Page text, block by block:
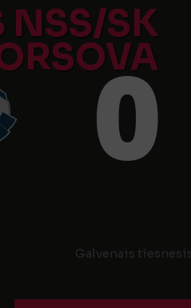
NSS/SK
0
Galvenais